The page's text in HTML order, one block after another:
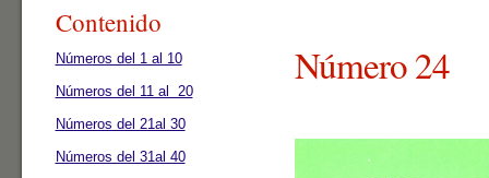
Número 24
Contenido
Números del 1 al 10
Números del 11 al 20
Números del 21al 30
Números del 31al 40